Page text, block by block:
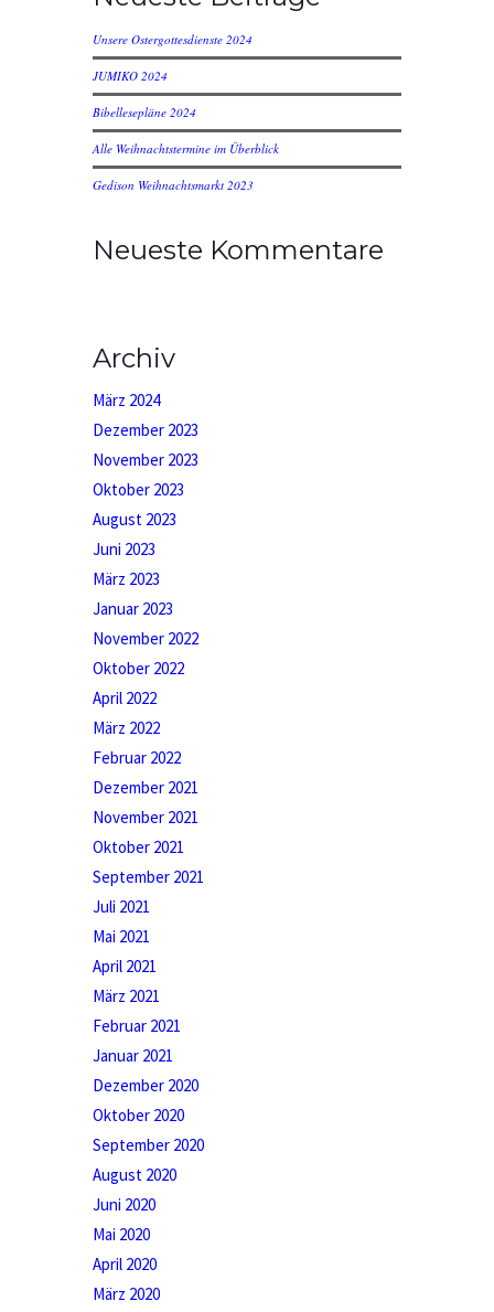
Unsere Ostergottesdienste 2024
JUMIKO 2024
Bibellesepläne 2024
Alle Weihnachtstermine im Überblick
Gedison Weihnachtsmarkt 2023
Neueste Kommentare
Archiv
März 2024
Dezember 2023
November 2023
Oktober 2023
August 2023
Juni 2023
März 2023
Januar 2023
November 2022
Oktober 2022
April 2022
März 2022
Februar 2022
Dezember 2021
November 2021
Oktober 2021
September 2021
Juli 2021
Mai 2021
April 2021
März 2021
Februar 2021
Januar 2021
Dezember 2020
Oktober 2020
September 2020
August 2020
Juni 2020
Mai 2020
April 2020
März 2020